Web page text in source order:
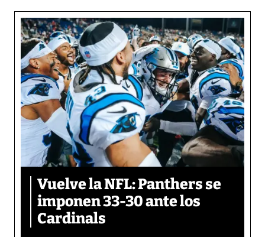
Vuelve la NFL: Panthers se
imponen 33-30 ante los
Cardinals